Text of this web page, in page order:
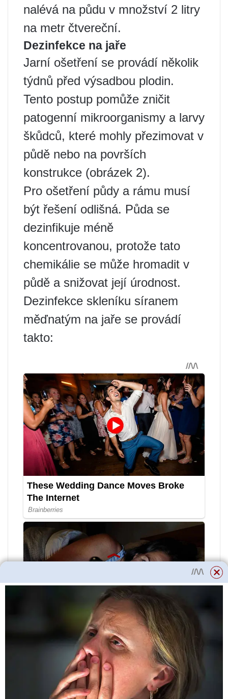
nalévá na půdu v ​​množství 2 litry
na metr čtvereční.
Dezinfekce na jaře
Jarní ošetření se provádí několik
týdnů před výsadbou plodin.
Tento postup pomůže zničit
patogenní mikroorganismy a larvy
škůdců, které mohly přezimovat v
půdě nebo na površích
konstrukce (obrázek 2).
Pro ošetření půdy a rámu musí
být řešení odlišná. Půda se
dezinfikuje méně
koncentrovanou, protože tato
chemikálie se může hromadit v
půdě a snižovat její úrodnost.
Dezinfekce skleníku síranem
měďnatým na jaře se provádí
takto: